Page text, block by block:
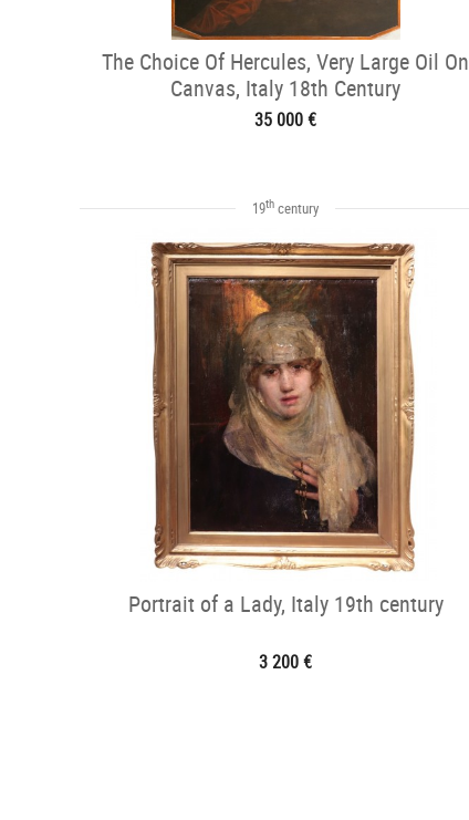
The Choice Of Hercules, Very Large Oil On
Canvas, Italy 18th Century
35 000 €
19th century
Portrait of a Lady, Italy 19th century
3 200 €